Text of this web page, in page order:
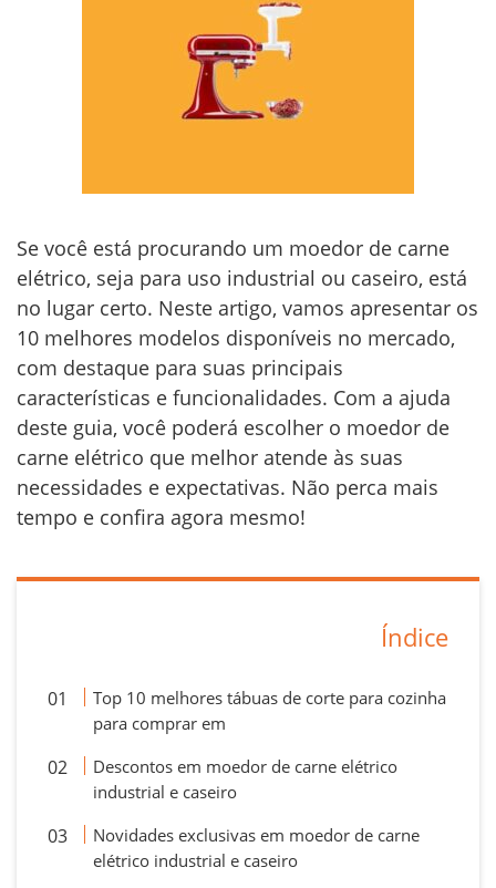
Se você está procurando um moedor de carne
elétrico, seja para uso industrial ou caseiro, está
no lugar certo. Neste artigo, vamos apresentar os
10 melhores modelos disponíveis no mercado,
com destaque para suas principais
características e funcionalidades. Com a ajuda
deste guia, você poderá escolher o moedor de
carne elétrico que melhor atende às suas
necessidades e expectativas. Não perca mais
tempo e confira agora mesmo!
Índice
Top 10 melhores tábuas de corte para cozinha
para comprar em
Descontos em moedor de carne elétrico
industrial e caseiro
Novidades exclusivas em moedor de carne
elétrico industrial e caseiro